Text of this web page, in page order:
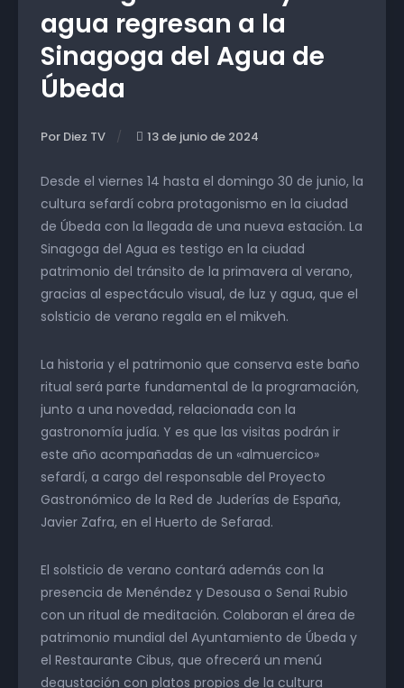
agua regresan a la
Sinagoga del Agua de
Úbeda
Por Diez TV 13 de junio de 2024
Desde el viernes 14 hasta el domingo 30 de junio, la
cultura sefardí cobra protagonismo en la ciudad
de Úbeda con la llegada de una nueva estación. La
Sinagoga del Agua es testigo en la ciudad
patrimonio del tránsito de la primavera al verano,
gracias al espectáculo visual, de luz y agua, que el
solsticio de verano regala en el mikveh.
La historia y el patrimonio que conserva este baño
ritual será parte fundamental de la programación,
junto a una novedad, relacionada con la
gastronomía judía. Y es que las visitas podrán ir
este año acompañadas de un «almuercico»
sefardí, a cargo del responsable del Proyecto
Gastronómico de la Red de Juderías de España,
Javier Zafra, en el Huerto de Sefarad.
El solsticio de verano contará además con la
presencia de Menéndez y Desousa o Senai Rubio
con un ritual de meditación. Colaboran el área de
patrimonio mundial del Ayuntamiento de Úbeda y
el Restaurante Cibus, que ofrecerá un menú
degustación con platos propios de la cultura